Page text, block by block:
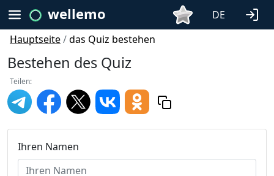
wellemo
DE
Hauptseite/das Quiz bestehen
Bestehen des Quiz
Teilen:
Ihren Namen